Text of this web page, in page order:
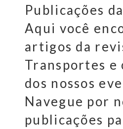
Publicações
Aqui você
artigos da
Transportes e
dos nossos
Navegue por
publicações